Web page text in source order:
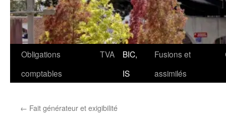
Aller
Obligations
comptables
TVA
BIC,
IS
Fusions et
assimilés
← Fait générateur et exigibilité